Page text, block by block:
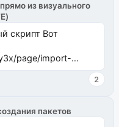
из визуального
скрипт Вот
page/import-
2
пакетов